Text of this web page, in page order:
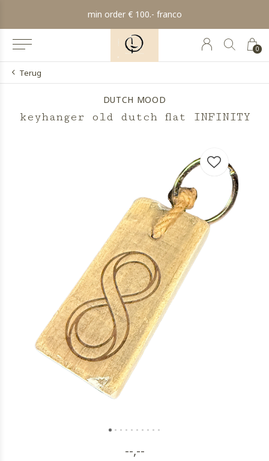
0
min order € 100.- franco
Terug
DUTCH MOOD
keyhanger old dutch flat INFINITY
--,--